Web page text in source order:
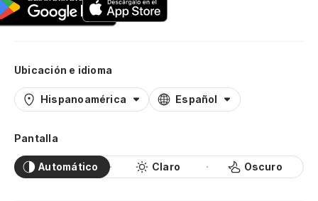
Ubicación e idioma
Hispanoamérica Español
Pantalla
Automático Claro Oscuro